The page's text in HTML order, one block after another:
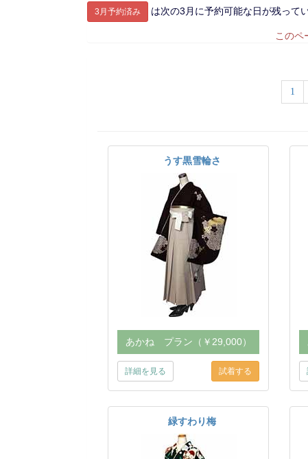
3月予約済み は次の3月に予約可能な日が残って
このペ
1
うす黒雪輪さ
あかね プラン（￥29,000）
詳細を見る
緑すわり梅